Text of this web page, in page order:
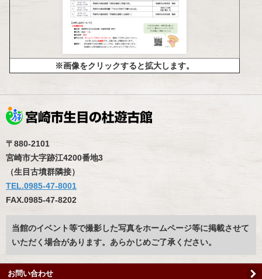
※画像をクリックすると拡大します。
〒880-2101
宮崎市大字跡江4200番地3
（生目古墳群隣接）
TEL.0985-47-8001
FAX.0985-47-8202
当館のイベント等で撮影した写真をホームページ等に掲載させて
いただく場合があります。あらかじめご了承ください。
お問い合わせ